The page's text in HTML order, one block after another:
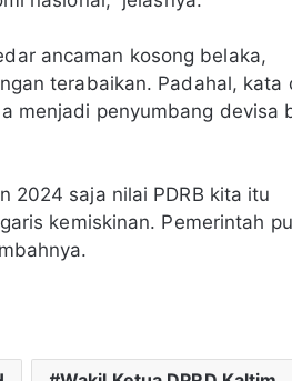
ancaman kosong belaka,
terabaikan. Padahal, kata
menjadi penyumbang devisa
2024 saja nilai PDRB kita itu
kemiskinan. Pemerintah